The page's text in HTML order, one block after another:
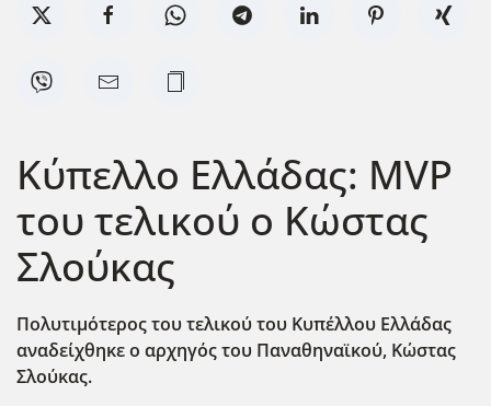
Κύπελλο Ελλάδας: MVP
του τελικού ο Κώστας
Σλούκας
Πολυτιμότερος του τελικού του Κυπέλλου Ελλάδας
αναδείχθηκε ο αρχηγός του Παναθηναϊκού, Κώστας
Σλούκας.